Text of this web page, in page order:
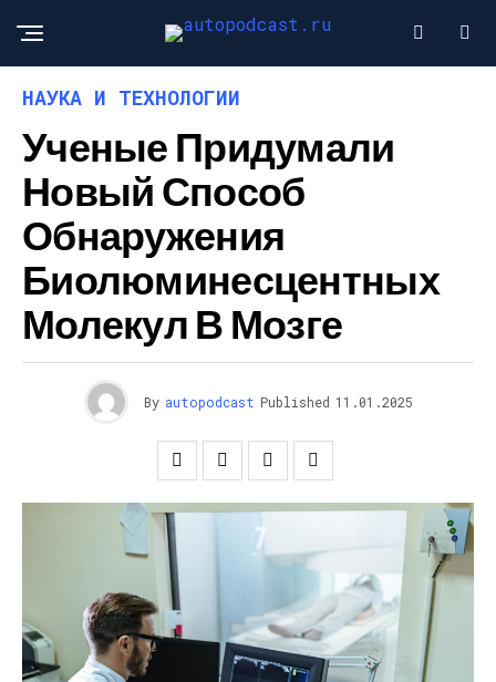
НАУКА И ТЕХНОЛОГИИ
Ученые Придумали
Новый Способ
Обнаружения
Биолюминесцентных
Молекул В Мозге
By autopodcast Published 11.01.2025